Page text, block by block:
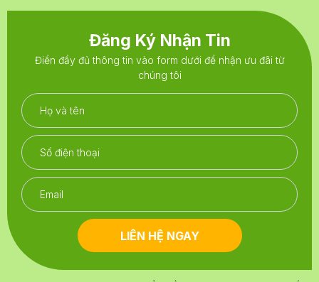
Đăng Ký Nhận Tin
Điền đầy đủ thông tin vào form dưới để nhận ưu đãi từ
chúng tôi
LIÊN HỆ NGAY